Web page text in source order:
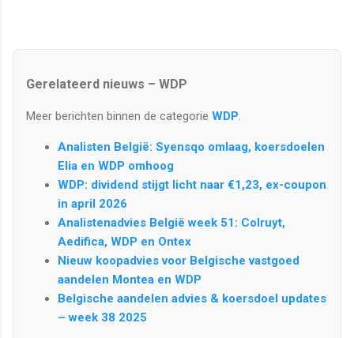
Gerelateerd nieuws – WDP
Meer berichten binnen de categorie WDP
Analisten België: Syensqo omlaag, koersdoelen
Elia en WDP omhoog
WDP: dividend stijgt licht naar €1,23, ex-coupon
in april 2026
Analistenadvies België week 51: Colruyt,
Aedifica, WDP en Ontex
Nieuw koopadvies voor Belgische vastgoed
aandelen Montea en WDP
Belgische aandelen advies & koersdoel updates
– week 38 2025